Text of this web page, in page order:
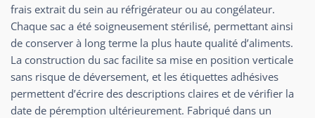
frais extrait du sein au réfrigérateur ou au congélateur.
Chaque sac a été soigneusement stérilisé, permettant ainsi
de conserver à long terme la plus haute qualité d’aliments.
La construction du sac facilite sa mise en position verticale
sans risque de déversement, et les étiquettes adhésives
permettent d’écrire des descriptions claires et de vérifier la
date de péremption ultérieurement. Fabriqué dans un